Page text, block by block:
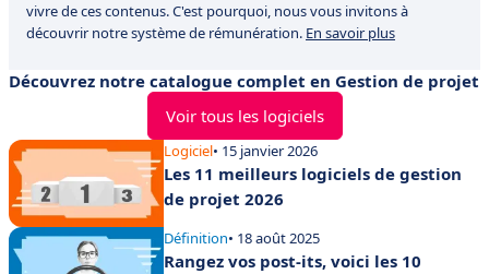
vivre de ces contenus. C'est pourquoi, nous vous invitons à
découvrir notre système de rémunération. En savoir plus
Découvrez notre catalogue complet en Gestion de projet
Voir tous les logiciels
Logiciel• 15 janvier 2026
Les 11 meilleurs logiciels de gestion
de projet 2026
Définition• 18 août 2025
Rangez vos post-its, voici les 10